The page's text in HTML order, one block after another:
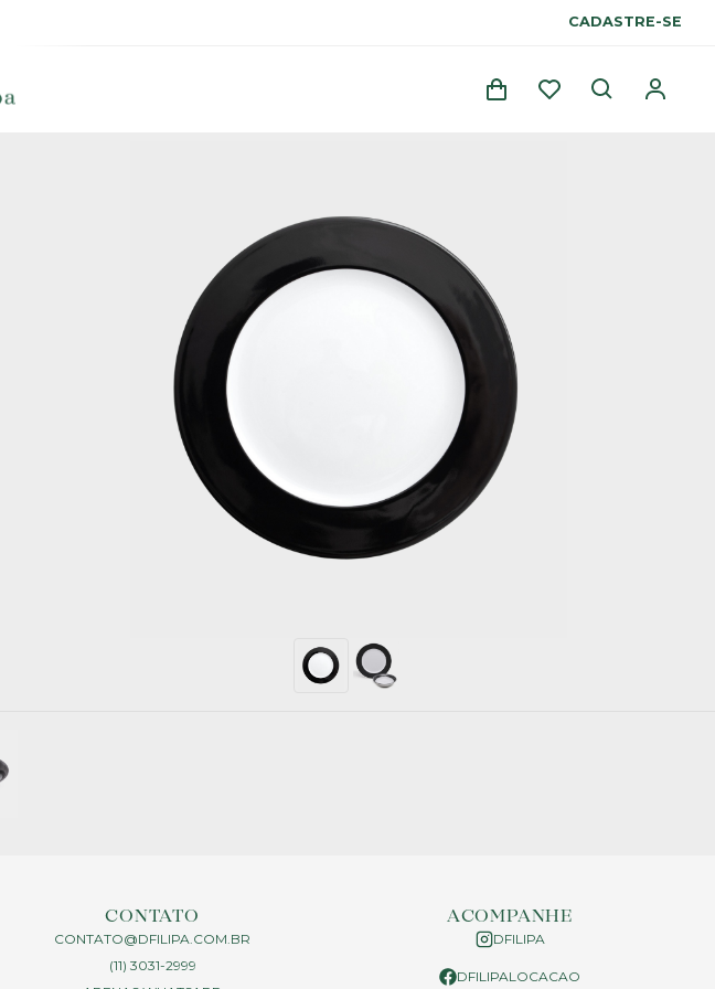
CADASTRE-SE
CONTATO
CONTATO@DFILIPA.COM.BR
(11) 3031-2999
ACOMPANHE
DFILIPA
DFILIPALOCACAO